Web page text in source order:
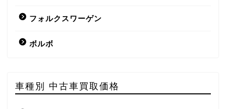
フォルクスワーゲン
ボルボ
車種別 中古車買取価格